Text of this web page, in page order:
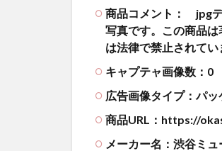
商品コメント：
jpgデ
写真です。この商品
は法律で禁止されてい
キャプテャ画像数：0
広告画像タイプ：パ
商品URL：https://
メーカー名：渋谷ミ